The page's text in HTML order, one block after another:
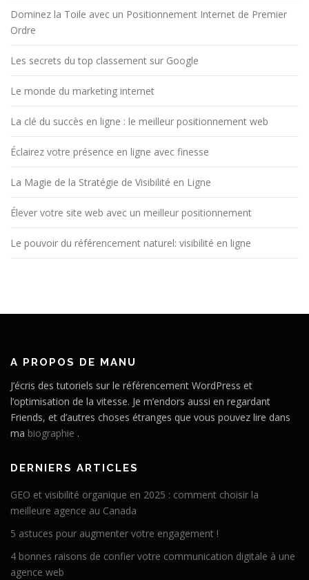
Dominez la Toile avec un Positionnement Internet de Premier
Ordre
Les secrets du top classement sur Google
Le monde du marketing internet
La clé du succès en ligne : le meilleur positionnement web
Éclairez votre présence en ligne avec finesse
La Magie de la Stratégie de Visibilité en Ligne
Élever votre site web avec un meilleur positionnement
Le pouvoir du référencement naturel: visibilité en ligne
A PROPOS DE MANU
J’écris des tutoriels sur le référencement WordPress et
l’optimisation de la vitesse. Je m’endors aussi en regardant
Friends, et d’autres choses étranges que vous pouvez lire dans
ma biographie .
DERNIERS ARTICLES
GEO et visibilité organique en 2025 : comment choisir la
meilleure agence au Canada
5 astuces pour augmenter votre engagement !
4 bonnes raisons de confier votre communication digitale à une
agence web